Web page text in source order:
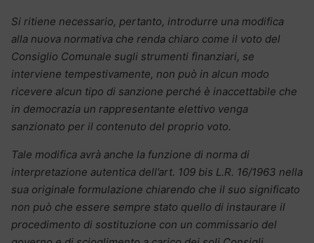
Si ritiene necessario, pertanto, introdurre una modifica
alla nuova normativa che renda chiaro come il voto del
Consiglio Comunale sugli strumenti finanziari, se
interviene tempestivamente, non può in alcun modo
ricevere alcun tipo di sanzione perché è inaccettabile che
in democrazia un rappresentante elettivo venga
sanzionato per il contenuto del proprio voto.
Tale modifica avrà anche la funzione di norma di
interpretazione autentica dell’art. 109 bis L.R. 16/1963 nella
sua originale formulazione chiarendo che il suo significato
non può che essere sempre stato quello di instaurare il
procedimento di sostituzione con un commissario del